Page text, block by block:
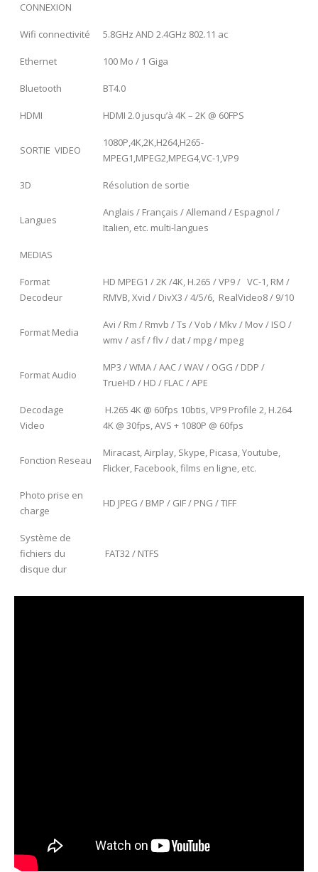
CONNEXION
Wifi connectivité 5.8GHz AND 2.4GHz 802.11 ac
Ethernet 100 Mo / 1 Giga
Bluetooth BT4.0
HDMI HDMI 2.0 jusqu’à 4K – 2K @ 60FPS
SORTIE VIDEO
1080P,4K,2K,H264,H265-
MPEG1,MPEG2,MPEG4,VC-1,VP9
3D Résolution de sortie
Langues
Anglais / Français / Allemand / Espagnol /
Italien, etc. multi-langues
MEDIAS
Format
Decodeur
HD MPEG1 / 2K /4K, H.265 / VP9 / VC-1, RM /
RMVB, Xvid / DivX3 / 4/5/6, RealVideo8 / 9/10
Format Media
Avi / Rm / Rmvb / Ts / Vob / Mkv / Mov / ISO /
wmv / asf / flv / dat / mpg / mpeg
Format Audio
MP3 / WMA / AAC / WAV / OGG / DDP /
TrueHD / HD / FLAC / APE
Decodage
Video
H.265 4K @ 60fps 10btis, VP9 Profile 2, H.264
4K @ 30fps, AVS + 1080P @ 60fps
Fonction Reseau
Miracast, Airplay, Skype, Picasa, Youtube,
Flicker, Facebook, films en ligne, etc.
Photo prise en
charge
HD JPEG / BMP / GIF / PNG / TIFF
Système de
fichiers du
disque dur
FAT32 / NTFS